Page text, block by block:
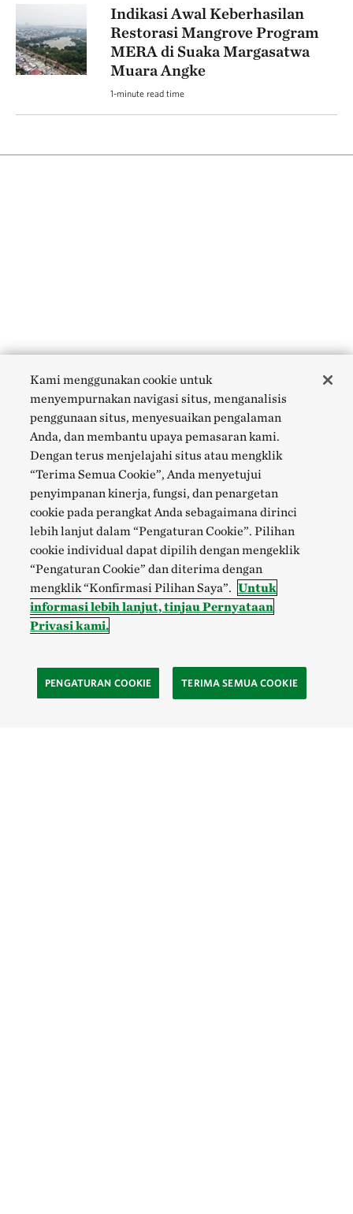
Indikasi Awal Keberhasilan
Restorasi Mangrove Program
MERA di Suaka Margasatwa
Muara Angke
1-minute read time
Kami menggunakan cookie untuk
menyempurnakan navigasi situs, menganalisis
penggunaan situs, menyesuaikan pengalaman
Anda, dan membantu upaya pemasaran kami.
Dengan terus menjelajahi situs atau mengklik
“Terima Semua Cookie”, Anda menyetujui
penyimpanan kinerja, fungsi, dan penargetan
cookie pada perangkat Anda sebagaimana dirinci
lebih lanjut dalam “Pengaturan Cookie”. Pilihan
cookie individual dapat dipilih dengan mengeklik
“Pengaturan Cookie” dan diterima dengan
mengklik “Konfirmasi Pilihan Saya”. Untuk
informasi lebih lanjut, tinjau Pernyataan
Privasi kami.
PENGATURAN COOKIE TERIMA SEMUA COOKIE